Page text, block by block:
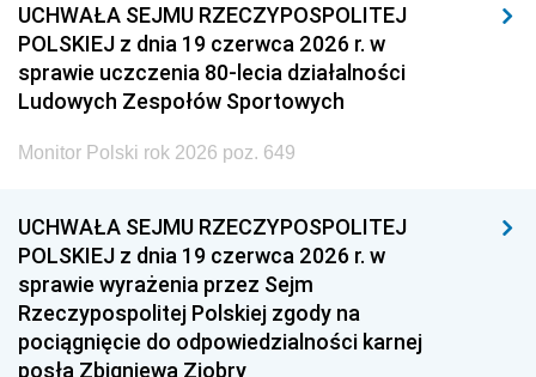
UCHWAŁA SEJMU RZECZYPOSPOLITEJ
POLSKIEJ z dnia 19 czerwca 2026 r. w
sprawie uczczenia 80-lecia działalności
Ludowych Zespołów Sportowych
Monitor Polski rok 2026 poz. 649
UCHWAŁA SEJMU RZECZYPOSPOLITEJ
POLSKIEJ z dnia 19 czerwca 2026 r. w
sprawie wyrażenia przez Sejm
Rzeczypospolitej Polskiej zgody na
pociągnięcie do odpowiedzialności karnej
posła Zbigniewa Ziobry